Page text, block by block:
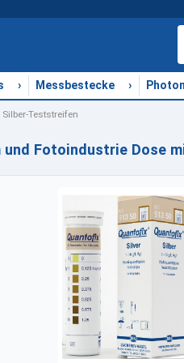
› Messbestecke ›
Teststreifen
und Fotoindustrie Dose